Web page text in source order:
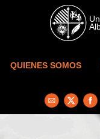
Skip to main content
QUIENES SOMOS